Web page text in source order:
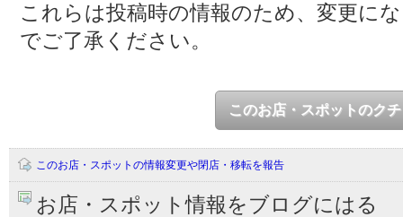
これらは投稿時の情報のため、変更に
でご了承ください。
このお店・スポットのク
このお店・スポットの情報変更や閉店・移転を報告
お店・スポット情報をブログにはる